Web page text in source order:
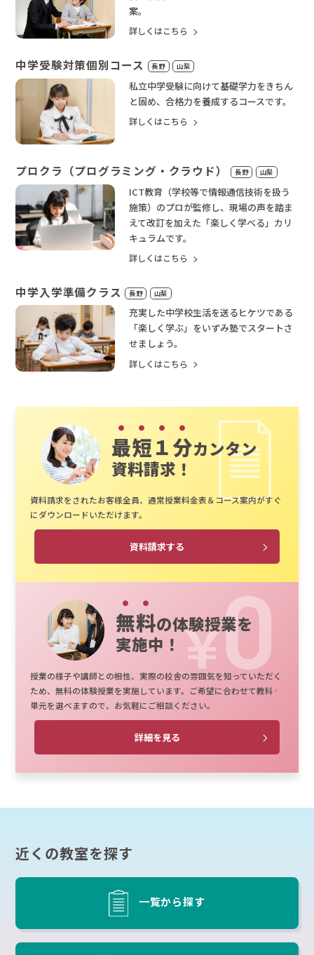
案。
詳しくはこちら
中学受験対策個別コース 長野 山梨
私立中学受験に向けて基礎学力をきちん
と固め、合格力を養成するコースです。
詳しくはこちら
プロクラ（プログラミング・クラウド） 長野 山梨
ICT教育（学校等で情報通信技術を扱う
施策）のプロが監修し、現場の声を踏ま
えて改訂を加えた「楽しく学べる」カリ
キュラムです。
詳しくはこちら
中学入学準備クラス 長野 山梨
充実した中学校生活を送るヒケツである
「楽しく学ぶ」をいずみ塾でスタートさ
せましょう。
詳しくはこちら
最短１分カンタン
資料請求！
資料請求をされたお客様全員、通常授業料金表＆コース案内がすぐ
にダウンロードいただけます。
資料請求する
無料の体験授業を
実施中！
授業の様子や講師との相性、実際の校舎の雰囲気を知っていただく
ため、無料の体験授業を実施しています。ご希望に合わせて教科·
単元を選べますので、お気軽にご相談ください。
詳細を見る
近くの教室を探す
一覧から探す